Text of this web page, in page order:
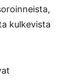
kulkevista